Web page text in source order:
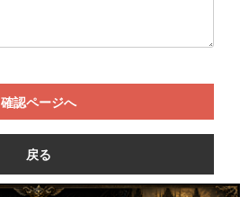
確認ページへ
戻る